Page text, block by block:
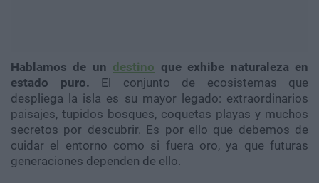
Hablamos de un destino que exhibe naturaleza en
estado puro. El conjunto de ecosistemas que
despliega la isla es su mayor legado: extraordinarios
paisajes, tupidos bosques, coquetas playas y muchos
secretos por descubrir. Es por ello que debemos de
cuidar el entorno como si fuera oro, ya que futuras
generaciones dependen de ello.